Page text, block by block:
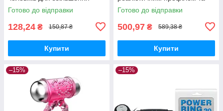
довжини та стимуляції
Готово до відправки
128,24 ₴ 150,87 ₴
Купити
петлею для мошонки
Готово до відправки
500,97 ₴ 589,38 ₴
Купити
–15% –15%